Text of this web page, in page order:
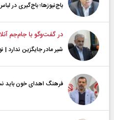
باج‌نیوزها؛ باج‌گیری در
در گفت‌و‌گو با جام‌جم
شیر مادر جایگزین ندارد |
فرهنگ اهدای خون باید